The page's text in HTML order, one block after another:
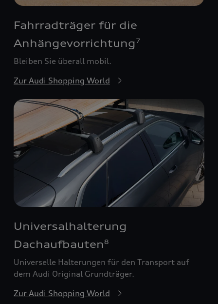
Fahrradträger für die
Anhängevorrichtung 7
Bleiben Sie überall mobil.
Zur Audi Shopping World
Universalhalterung
Dachaufbauten8
Universelle Halterungen für den Transport auf
dem Audi Original Grundträger.
Zur Audi Shopping World